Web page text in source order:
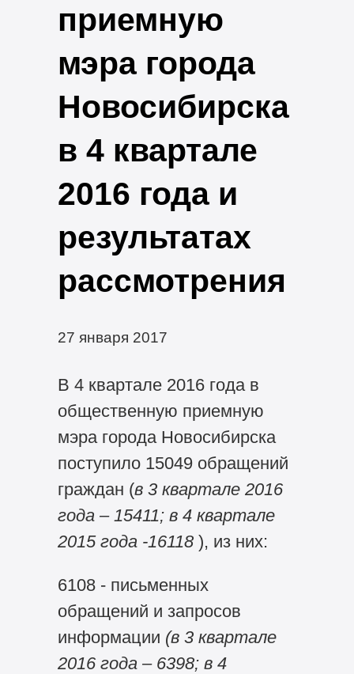
приемную
мэра города
Новосибирска
в 4 квартале
2016 года и
результатах
рассмотрения
27 января 2017
В 4 квартале 2016 года в
общественную приемную
мэра города Новосибирска
поступило 15049 обращений
граждан (в 3 квартале 2016
года – 15411; в 4 квартале
2015 года -16118), из них:
6108 - письменных
обращений и запросов
информации (в 3 квартале
2016 года – 6398; в 4